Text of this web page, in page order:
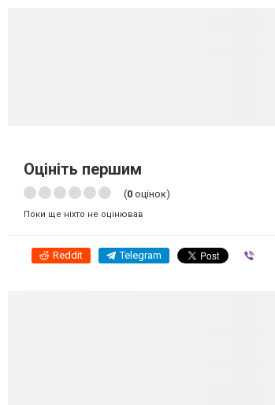
Оцініть першим
(0 оцінок)
Поки ще ніхто не оцінював
Reddit Telegram